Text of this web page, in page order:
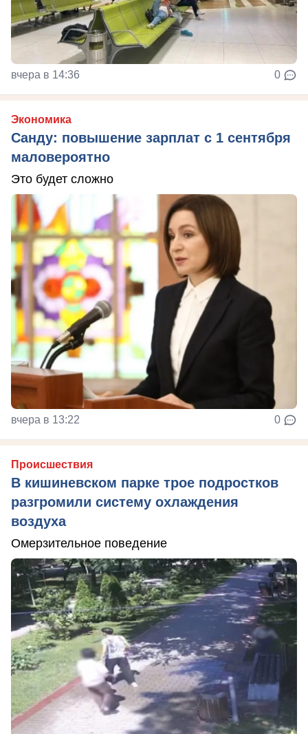
вчера в 14:36 0
Экономика
Санду: повышение зарплат с 1 сентября
маловероятно
Это будет сложно
вчера в 13:22 0
Происшествия
В кишиневском парке трое подростков
разгромили систему охлаждения
воздуха
Омерзительное поведение